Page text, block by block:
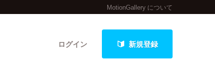
MotionGallery について
ログイン 新規登録